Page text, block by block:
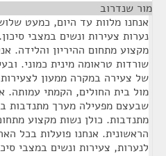
מור שנדרוב
נערות צעירות ונשים במצבי
מקצוע מתחום ההיריון והלידה.
שורדות טראומה מינית כמוני.
של צעירה במקרה ממעון לצעירות
מול בית החולים, הקמתי
מתנדבות. כולן נשות מקצוע
הראשונית. אנחנו פועלות בכל
לנערות, צעירות ונשים במצבי